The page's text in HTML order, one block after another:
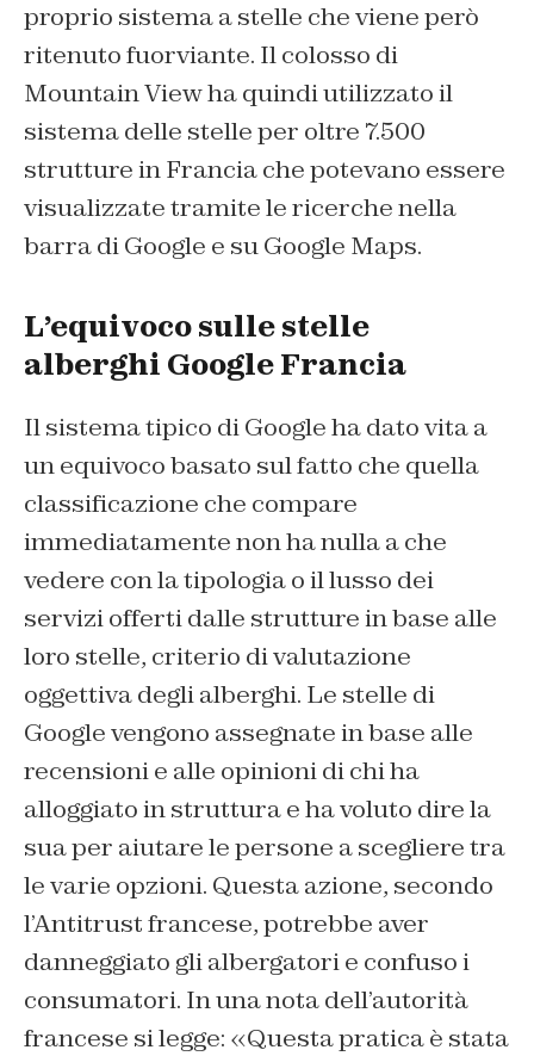
proprio sistema a stelle che viene però
ritenuto fuorviante. Il colosso di
Mountain View ha quindi utilizzato il
sistema delle stelle per oltre 7.500
strutture in Francia che potevano essere
visualizzate tramite le ricerche nella
barra di Google e su Google Maps.
L’equivoco sulle stelle
alberghi Google Francia
Il sistema tipico di Google ha dato vita a
un equivoco basato sul fatto che quella
classificazione che compare
immediatamente non ha nulla a che
vedere con la tipologia o il lusso dei
servizi offerti dalle strutture in base alle
loro stelle, criterio di valutazione
oggettiva degli alberghi. Le stelle di
Google vengono assegnate in base alle
recensioni e alle opinioni di chi ha
alloggiato in struttura e ha voluto dire la
sua per aiutare le persone a scegliere tra
le varie opzioni. Questa azione, secondo
l’Antitrust francese, potrebbe aver
danneggiato gli albergatori e confuso i
consumatori. In una nota dell’autorità
francese si legge: «Questa pratica è stata